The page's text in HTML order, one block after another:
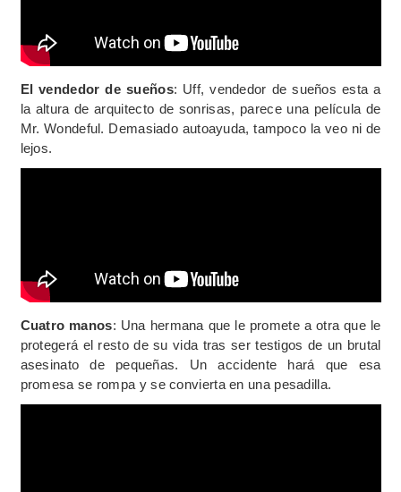
El vendedor de sueños: Uff, vendedor de sueños esta a
la altura de arquitecto de sonrisas, parece una película de
Mr. Wondeful. Demasiado autoayuda, tampoco la veo ni de
lejos.
Cuatro manos: Una hermana que le promete a otra que le
protegerá el resto de su vida tras ser testigos de un brutal
asesinato de pequeñas. Un accidente hará que esa
promesa se rompa y se convierta en una pesadilla.